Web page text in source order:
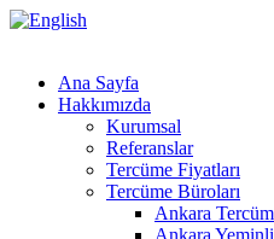
Ana Sayfa
Hakkımızda
Kurumsal
Referanslar
Tercüme Fiyatları
Tercüme Büroları
Ankara
Ankara